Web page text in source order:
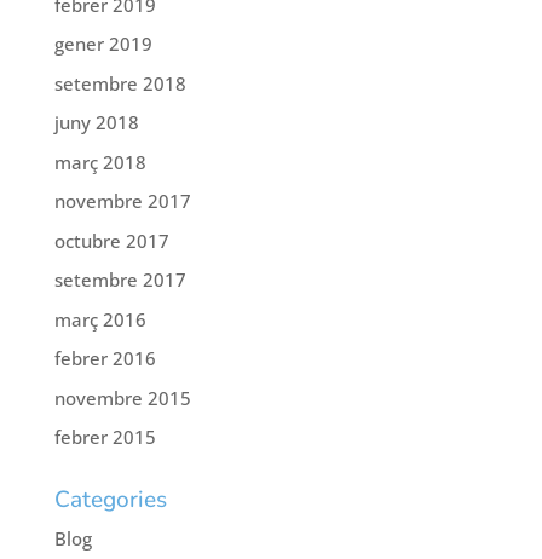
gener 2019
setembre 2018
juny 2018
març 2018
novembre 2017
octubre 2017
setembre 2017
març 2016
febrer 2016
novembre 2015
febrer 2015
Categories
Blog